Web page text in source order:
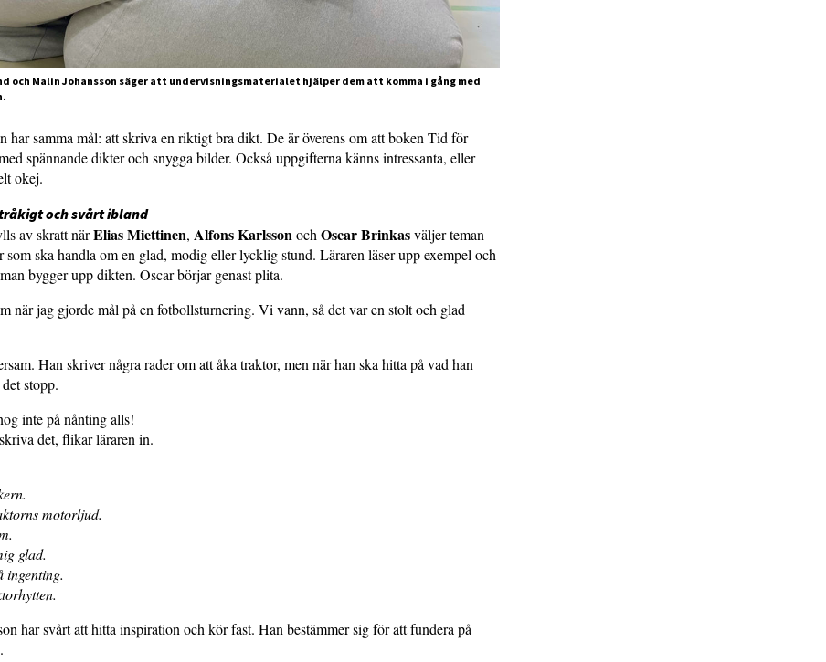
och Malin Johansson säger att undervisningsmaterialet hjälper dem att komma i gång med
har samma mål: att skriva en riktigt bra dikt. De är överens om att boken Tid för
spännande dikter och snygga bilder. Också uppgifterna känns intressanta, eller
okej.
och svårt ibland
av skratt närElias Miettinen, Alfons Karlssonoch Oscar Brinkasväljer teman
som ska handla om en glad, modig eller lycklig stund. Läraren läser upp exempel och
bygger upp dikten. Oscar börjar genast plita.
när jag gjorde mål på en fotbollsturnering. Vi vann, så det var en stolt och glad
Han skriver några rader om att åka traktor, men när han ska hitta på vad han
stopp.
inte på nånting alls!
det, flikar läraren in.
motorljud.
glad.
ingenting.
har svårt att hitta inspiration och kör fast. Han bestämmer sig för att fundera på